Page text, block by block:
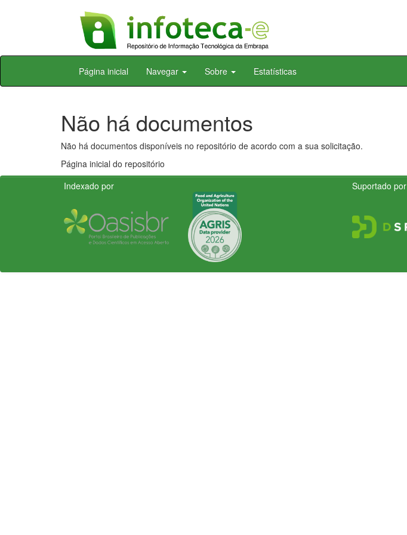
Skip
Página inicial Navegar Sobre Estatísticas
Não há documentos
Não há documentos disponíveis no repositório de acordo com a sua solicitação.
Página inicial do repositório
Indexado por
Suportado por